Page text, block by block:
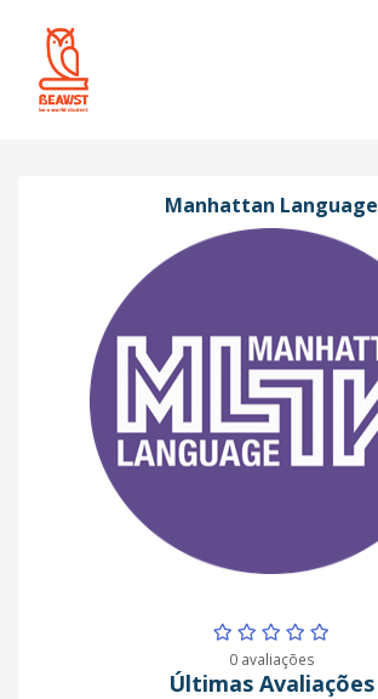
Manhattan Language
0 avaliações
Últimas Avaliações